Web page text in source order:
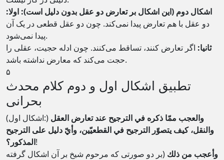
اشکال دوم (این اشکال بر تعارض دو عقل بدون دلیل است): اولا:
دو عقل با هم تعارض پیدا نمی‌کند. چون دو عقل قطعی در یک آن
پیدا نمی‌شود.
ثانیا: اگر تعارض کنند، تساقط می‌کنند. چون ادله حجیت، عقلی را
حجت می‌کند که معارض نداشته باشد.
۵
تطبیق اشکال اول و دوم کلام محدث
بحرانی
(اشکال اول:)
والنقل، كيف يتصوّر الترجيح في القطعيّين، وأيّ دليل على الترجيح
المذكور؟!
وأعجب من ذلك (بر دو صورتی که مرحوم شیخ بر آن اشکال گرفته